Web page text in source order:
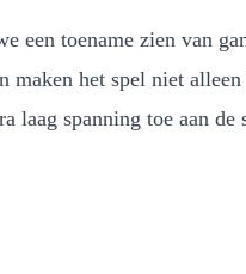
toename zien van
het spel niet
spanning toe aan